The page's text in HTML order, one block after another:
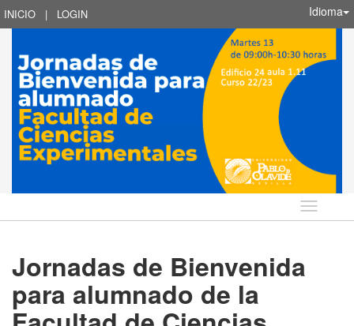
INICIO | LOGIN Idioma
Idioma
Jornadas de Bienvenida
para alumnado de la